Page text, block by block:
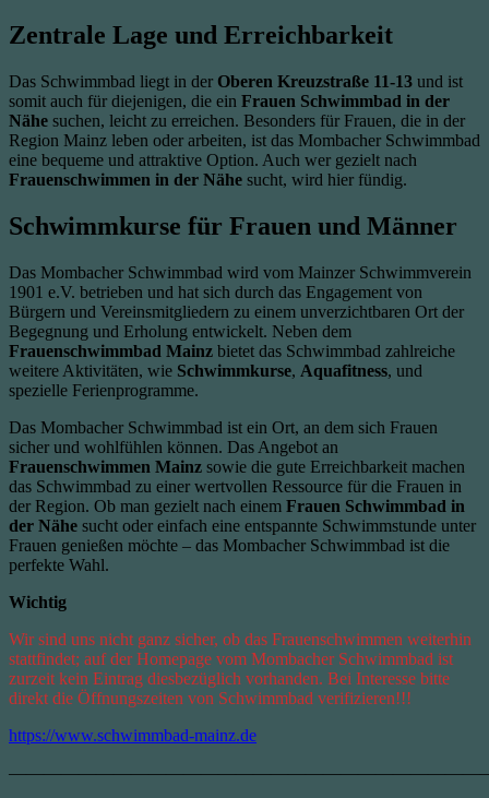
Zentrale Lage und Erreichbarkeit
Das Schwimmbad liegt in der Oberen Kreuzstraße 11-13 und ist
somit auch für diejenigen, die ein Frauen Schwimmbad in der
Nähe suchen, leicht zu erreichen. Besonders für Frauen, die in der
Region Mainz leben oder arbeiten, ist das Mombacher Schwimmbad
eine bequeme und attraktive Option. Auch wer gezielt nach
Frauenschwimmen in der Nähe sucht, wird hier fündig.
Schwimmkurse für Frauen und Männer
Das Mombacher Schwimmbad wird vom Mainzer Schwimmverein
1901 e.V. betrieben und hat sich durch das Engagement von
Bürgern und Vereinsmitgliedern zu einem unverzichtbaren Ort der
Begegnung und Erholung entwickelt. Neben dem
Frauenschwimmbad Mainz bietet das Schwimmbad zahlreiche
weitere Aktivitäten, wie Schwimmkurse, Aquafitness, und
spezielle Ferienprogramme.
Das Mombacher Schwimmbad ist ein Ort, an dem sich Frauen
sicher und wohlfühlen können. Das Angebot an
Frauenschwimmen Mainz sowie die gute Erreichbarkeit machen
das Schwimmbad zu einer wertvollen Ressource für die Frauen in
der Region. Ob man gezielt nach einem Frauen Schwimmbad in
der Nähe sucht oder einfach eine entspannte Schwimmstunde unter
Frauen genießen möchte – das Mombacher Schwimmbad ist die
perfekte Wahl.
Wichtig
Wir sind uns nicht ganz sicher, ob das Frauenschwimmen weiterhin
stattfindet; auf der Homepage vom Mombacher Schwimmbad ist
zurzeit kein Eintrag diesbezüglich vorhanden. Bei Interesse bitte
direkt die Öffnungszeiten von Schwimmbad verifizieren!!!
https://www.schwimmbad-mainz.de